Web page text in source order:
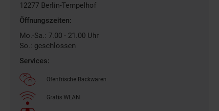
12277 Berlin-Tempelhof
Öffnungszeiten:
Mo.-Sa.: 7.00 - 21.00 Uhr
So.: geschlossen
Services:
Ofenfrische Backwaren
Gratis WLAN